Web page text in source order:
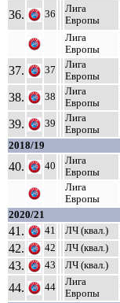
36. 36
Лига
Европы
Лига
Европы
37. 37
Лига
Европы
38. 38
Лига
Европы
39. 39
Лига
Европы
2018/19
40. 40
Лига
Европы
Лига
Европы
2020/21
41. 41 ЛЧ (квал.)
42. 42 ЛЧ (квал.)
43. 43 ЛЧ (квал.)
44. 44
Лига
Европы